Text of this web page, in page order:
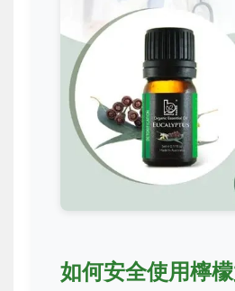
如何安全使用檸